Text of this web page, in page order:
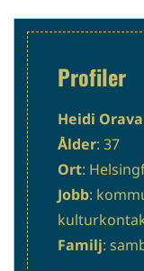
Profiler
Heidi Orava
Ålder: 37
Ort:
Jobb:
Familj: